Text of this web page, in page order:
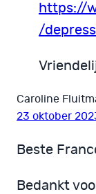
https://
/
Caroline
23 oktober
Beste
Bedankt